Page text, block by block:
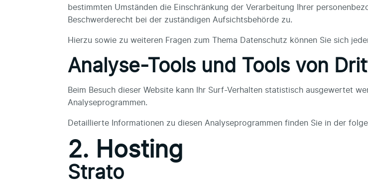
bestimmten Umständen die Einschränkung der Verarbeitung Ihrer
Beschwerderecht bei der zuständigen Aufsichtsbehörde zu.
Hierzu sowie zu weiteren Fragen zum Thema Datenschutz können Sie sich
Analyse-Tools und Tools von
Beim Besuch dieser Website kann Ihr Surf-Verhalten statistisch ausgewertet
Analyseprogrammen.
Detaillierte Informationen zu diesen Analyseprogrammen finden Sie in der
2. Hosting
Strato